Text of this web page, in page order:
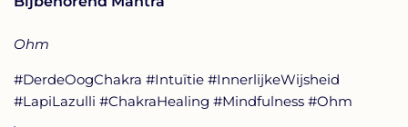
Ohm
#DerdeOogChakra #Intuïtie #InnerlijkeWijsheid
#LapiLazulli #ChakraHealing #Mindfulness #Ohm